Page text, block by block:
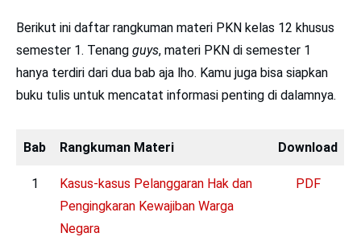
Berikut ini daftar rangkuman materi PKN kelas 12 khusus
semester 1. Tenang guys, materi PKN di semester 1
hanya terdiri dari dua bab aja lho. Kamu juga bisa siapkan
buku tulis untuk mencatat informasi penting di dalamnya.
Bab Rangkuman Materi Download
1
Kasus-kasus Pelanggaran Hak dan
Pengingkaran Kewajiban Warga
Negara
PDF